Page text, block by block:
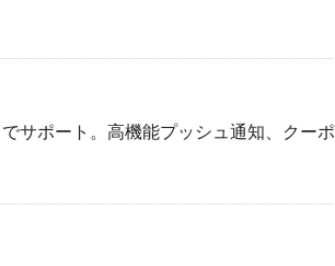
サポート。高機能プッシュ通知、クー